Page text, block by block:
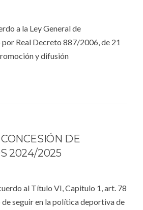
a la Ley General de
Real Decreto 887/2006, de 21
y difusión
DE
2024/2025
al Título VI, Capitulo 1, art. 78
de seguir en la política deportiva de